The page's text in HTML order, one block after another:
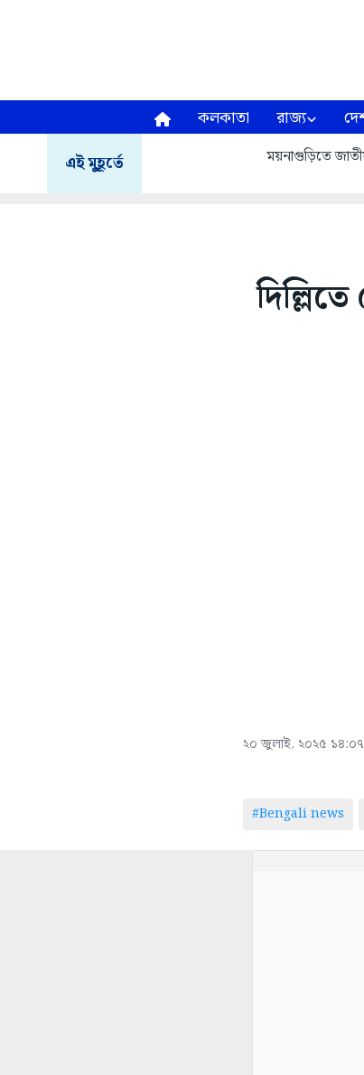
কলকাতা রাজ্য
এই মুহূর্তে ময়নাগুড়িতে
২০ জুলাই, ২০২৫ ১৪:০৭
#Bengali news